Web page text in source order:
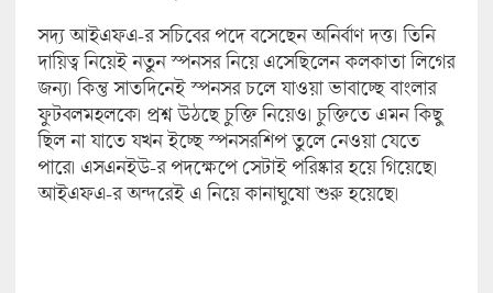
সদ্য আইএফএ-র সচিবের পদে বসেছেন অনির্বাণ দত্ত। তিনি
দায়িত্ব নিয়েই নতুন স্পনসর নিয়ে এসেছিলেন কলকাতা লিগের
জন্য। কিন্তু সাতদিনেই স্পনসর চলে যাওয়া ভাবাচ্ছে বাংলার
ফুটবলমহলকে। প্রশ্ন উঠছে চুক্তি নিয়েও। চুক্তিতে এমন কিছু
ছিল না যাতে যখন ইচ্ছে স্পনসরশিপ তুলে নেওয়া যেতে
পারে। এসএনইউ-র পদক্ষেপে সেটাই পরিষ্কার হয়ে গিয়েছে।
আইএফএ-র অন্দরেই এ নিয়ে কানাঘুষো শুরু হয়েছে।